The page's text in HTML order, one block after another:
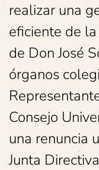
realizar una
eficiente de
de Don José
órganos
Consejo
una renuncia
Junta